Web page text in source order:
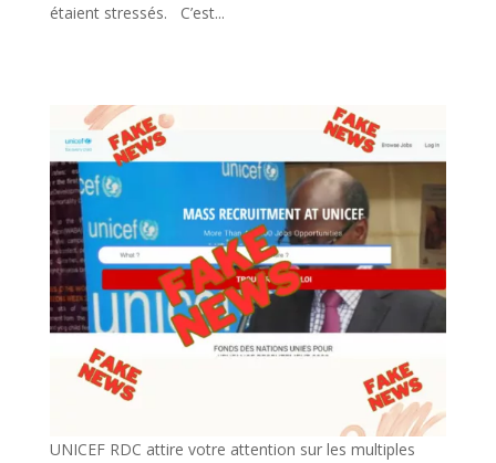
étaient stressés. C’est...
UNICEF RDC attire votre attention sur les multiples